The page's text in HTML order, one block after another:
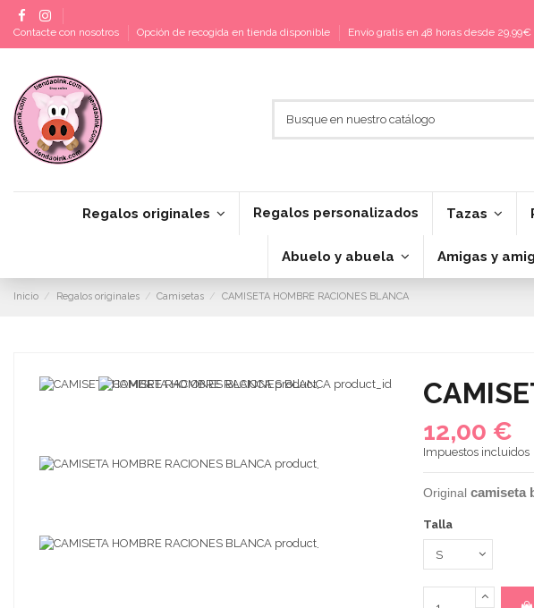
Contacte con nosotros Opción de recogida en tienda disponible Envío gratis en 48 horas desde 29,99€
Regalos originales Regalos personalizados Tazas
Abuelo y abuela Amigas y
Inicio Regalos originales Camisetas CAMISETA HOMBRE RACIONES BLANCA
12,00 €
Impuestos incluidos
Originalcamiseta
Talla